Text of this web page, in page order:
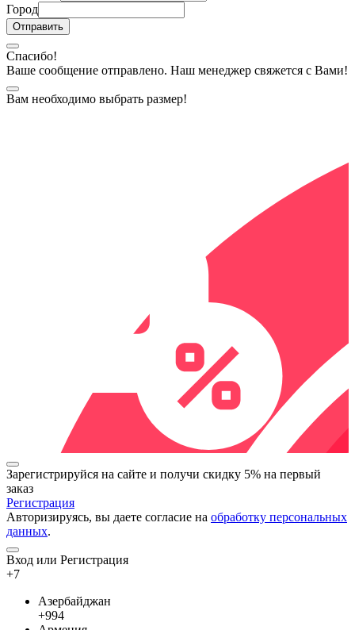
Город
Спасибо!
Ваше сообщение отправлено. Наш менеджер свяжется с Вами!
Вам необходимо выбрать размер!
Зарегистрируйся на сайте и получи скидку 5% на первый
заказ
Регистрация
Авторизируясь, вы даете согласие на обработку персональных
данных.
Вход или Регистрация
+7
Азербайджан
+994